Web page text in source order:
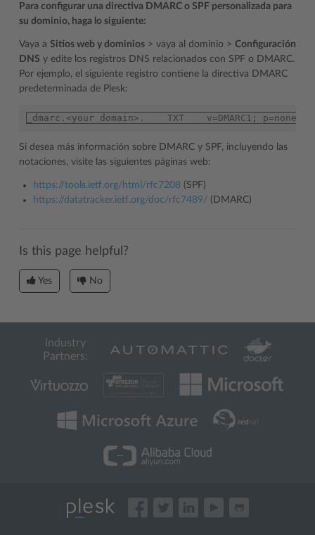
Para configurar una directiva DMARC o SPF personalizada para
su dominio, haga lo siguiente:
Vaya a Sitios web y dominios > vaya al dominio > Configuración
DNS y edite los registros DNS relacionados con SPF o DMARC.
Por ejemplo, el siguiente registro contiene la directiva DMARC
predeterminada de Plesk:
_dmarc.<your domain>.    TXT    v=DMARC1; p=none
Si desea más información sobre DMARC y SPF, incluyendo las
notaciones, visite las siguientes páginas web:
https://tools.ietf.org/html/rfc7208 (SPF)
https://datatracker.ietf.org/doc/rfc7489/ (DMARC)
Is this page helpful?
Yes No
Industry
Partners: